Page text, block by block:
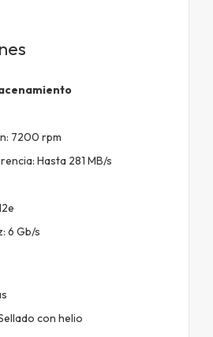
7200 rpm
Hasta 281 MB/s
6 Gb/s
con helio